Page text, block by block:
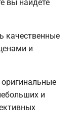
вы найдете
качественные
и
и